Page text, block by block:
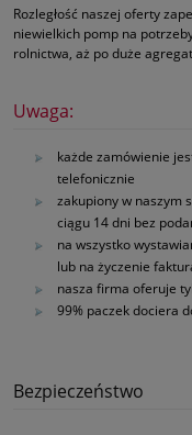
Rozległość naszej oferty
niewielkich pomp na
rolnictwa, aż po duże
Uwaga:
każde zamówienie
telefonicznie
zakupiony w naszym
ciągu 14 dni bez
na wszystko
lub na życzenie
nasza firma oferuje
99% paczek dociera
Bezpieczeństwo